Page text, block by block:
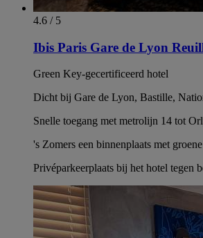
4.6 / 5
Ibis Paris Gare de Lyon
Green Key-gecertificeerd hotel
Dicht bij Gare de Lyon, Bastille,
Snelle toegang met metrolijn 14 tot
's Zomers een binnenplaats met
Privéparkeerplaats bij het hotel tegen